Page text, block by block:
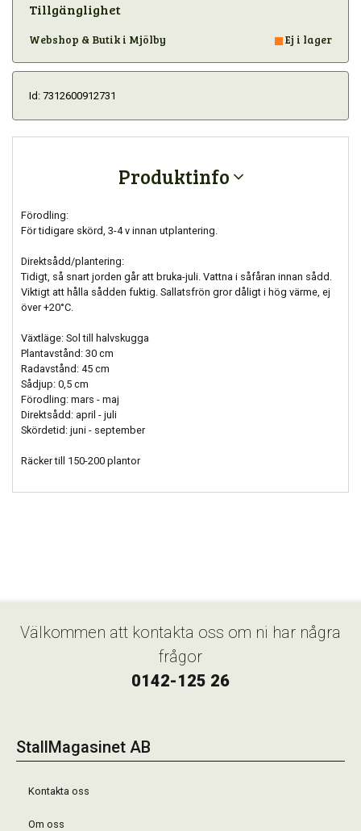
Tillgänglighet
Webshop & Butik i Mjölby Ej i lager
Id: 7312600912731
Produktinfo
Förodling:
För tidigare skörd, 3-4 v innan utplantering.
Direktsådd/plantering:
Tidigt, så snart jorden går att bruka-juli. Vattna i såfåran innan sådd.
Viktigt att hålla sådden fuktig. Sallatsfrön gror dåligt i hög värme, ej
över +20°C.
Växtläge: Sol till halvskugga
Plantavstånd: 30 cm
Radavstånd: 45 cm
Sådjup: 0,5 cm
Förodling: mars - maj
Direktsådd: april - juli
Skördetid: juni - september
Räcker till 150-200 plantor
Välkommen att kontakta oss om ni har några
frågor
0142-125 26
StallMagasinet AB
Kontakta oss
Om oss